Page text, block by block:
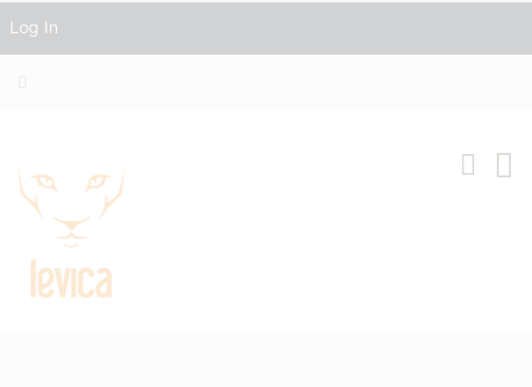
Log In